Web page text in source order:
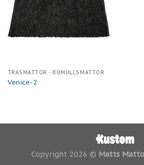
TRASMATTOR - BOMULLSMATTOR
Venice-2
Copyright 2026 © Matts